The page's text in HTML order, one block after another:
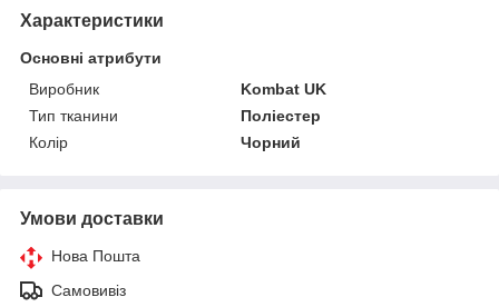
Характеристики
Основні атрибути
Виробник
Kombat UK
Тип тканини
Поліестер
Колір
Чорний
Умови доставки
Нова Пошта
Самовивіз